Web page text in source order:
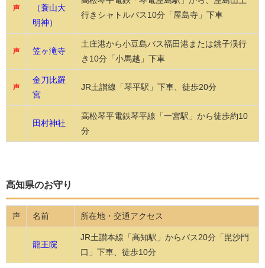
声
（蓑山大
明神）
行きシャトルバス10分「屋島寺」下車
声 笠ヶ滝寺
土庄港から小豆島バス福田港または銚子渓行
き10分「小馬越」下車
声
金刀比羅
宮
JR土讃線「琴平駅」下車、徒歩20分
田村神社
高松琴平電鉄琴平線「一宮駅」から徒歩約10
分
高知県のお守り
声 名前 所在地・交通アクセス
龍王院
JR土讃本線「高知駅」からバス20分「毘沙門
口」下車、徒歩10分